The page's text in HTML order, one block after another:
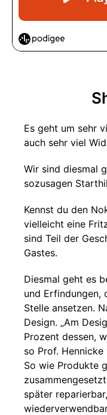
Es geht um sehr
auch sehr viel
Wir sind diesmal
sozusagen
Kennst du den
vielleicht eine
sind Teil der
Gastes.
Diesmal geht es
und Erfindungen,
Stelle ansetzen.
Design. „Am
Prozent dessen,
so Prof.
So wie Produkte
später